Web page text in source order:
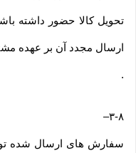
تحویل کالا حضور داشته
ارسال مجدد آن بر عهده
.
۳-۸–
سفارش های ارسال شده